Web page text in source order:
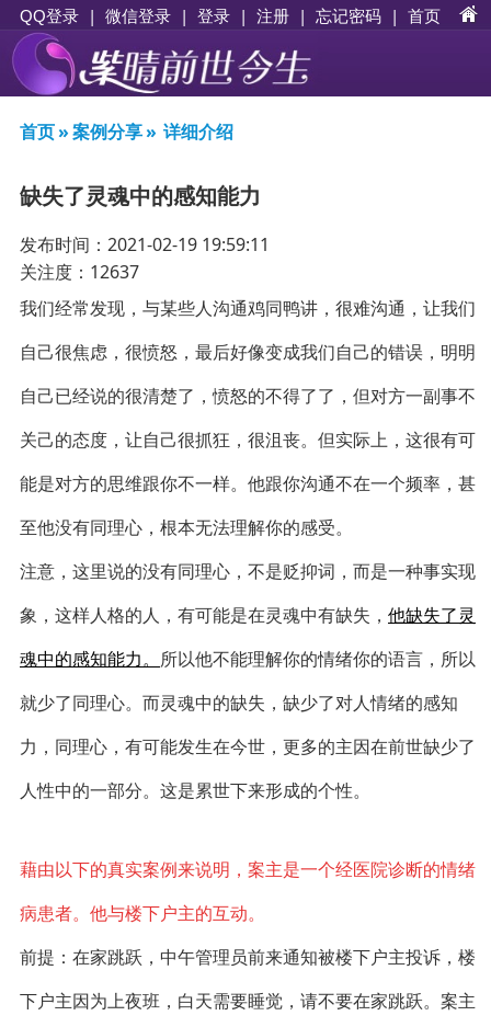
QQ登录 | 微信登录 | 登录 | 注册 | 忘记密码 | 首页
首页»案例分享» 详细介绍
缺失了灵魂中的感知能力
发布时间：2021-02-19 19:59:11
关注度：12637
我们经常发现，与某些人沟通鸡同鸭讲，很难沟通，让我们
自己很焦虑，很愤怒，最后好像变成我们自己的错误，明明
自己已经说的很清楚了，愤怒的不得了了，但对方一副事不
关己的态度，让自己很抓狂，很沮丧。但实际上，这很有可
能是对方的思维跟你不一样。他跟你沟通不在一个频率，甚
至他没有同理心，根本无法理解你的感受。
注意，这里说的没有同理心，不是贬抑词，而是一种事实现
象，这样人格的人，有可能是在灵魂中有缺失， 他缺失了灵
魂中的感知能力。 所以他不能理解你的情绪你的语言，所以
就少了同理心。而灵魂中的缺失，缺少了对人情绪的感知
力，同理心，有可能发生在今世，更多的主因在前世缺少了
人性中的一部分。这是累世下来形成的个性。
藉由以下的真实案例来说明，案主是一个经医院诊断的情绪
病患者。他与楼下户主的互动。
前提：在家跳跃，中午管理员前来通知被楼下户主投诉，楼
下户主因为上夜班，白天需要睡觉，请不要在家跳跃。案主